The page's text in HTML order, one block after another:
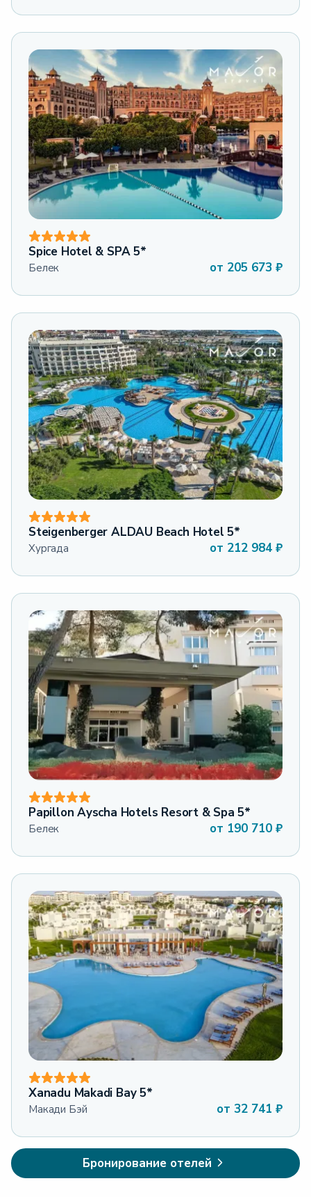
Spice Hotel & SPA 5*
Белек от 205 673 ₽
Steigenberger ALDAU Beach Hotel 5*
Хургада от 212 984 ₽
Papillon Ayscha Hotels Resort & Spa 5*
Белек от 190 710 ₽
Xanadu Makadi Bay 5*
Макади Бэй от 32 741 ₽
Бронирование отелей